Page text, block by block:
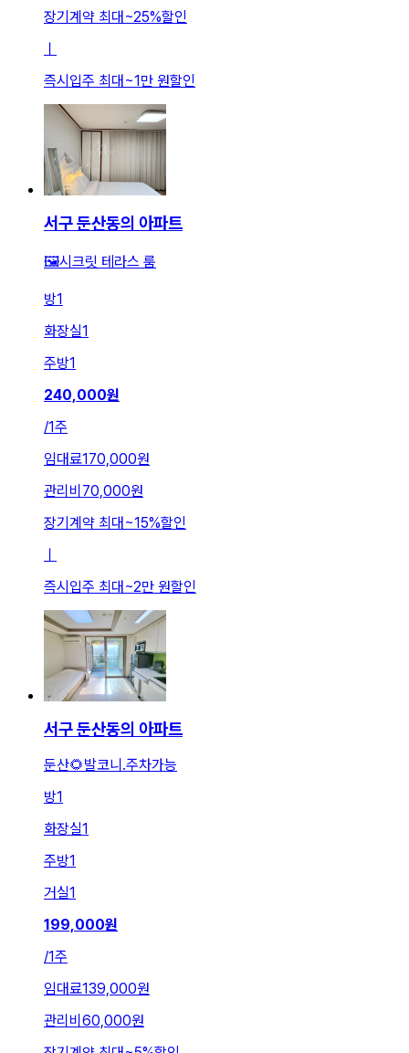
장기계약 최대 ~25%할인
즉시입주 최대 ~1만 원할인
서구 둔산동의 아파트
🖼️시크릿 테라스 룸
방1
화장실1
주방1
240,000원
/1주
임대료170,000원
관리비 70,000원
장기계약 최대~15%할인
ㅣ
즉시입주 최대~2만 원할인
서구 둔산동의 아파트
둔산🌻발코니.주차가능
방1
화장실1
주방1
거실1
199,000원
/1주
임대료139,000원
관리비 60,000원